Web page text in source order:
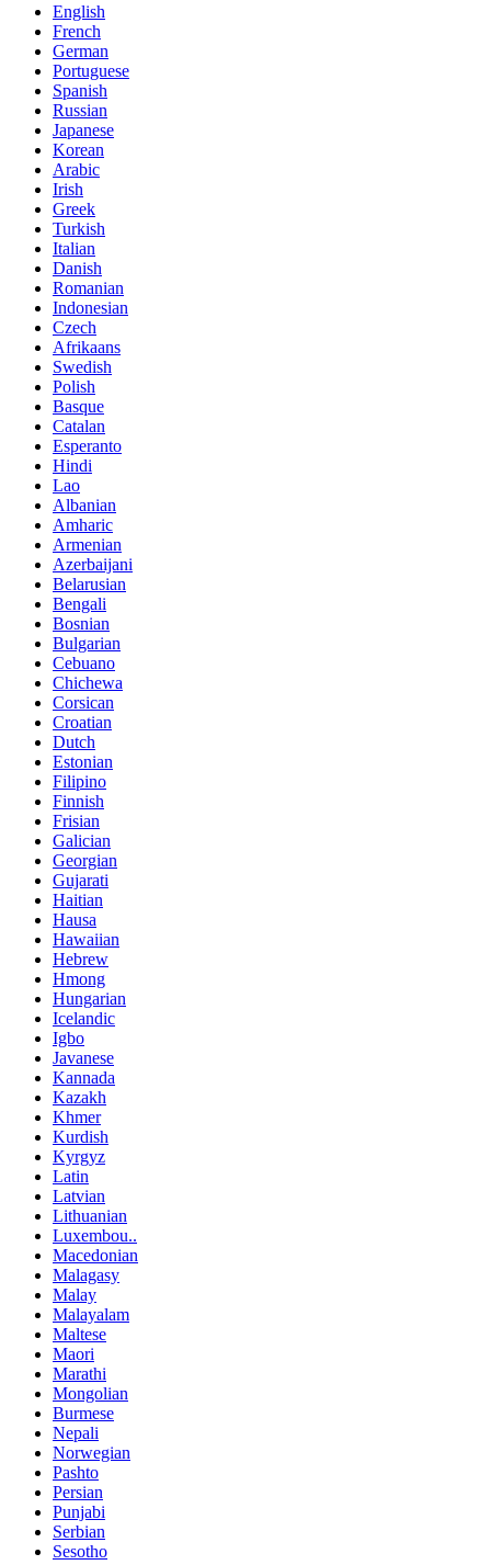
English
French
German
Portuguese
Spanish
Russian
Japanese
Korean
Arabic
Irish
Greek
Turkish
Italian
Danish
Romanian
Indonesian
Czech
Afrikaans
Swedish
Polish
Basque
Catalan
Esperanto
Hindi
Lao
Albanian
Amharic
Armenian
Azerbaijani
Belarusian
Bengali
Bosnian
Bulgarian
Cebuano
Chichewa
Corsican
Croatian
Dutch
Estonian
Filipino
Finnish
Frisian
Galician
Georgian
Gujarati
Haitian
Hausa
Hawaiian
Hebrew
Hmong
Hungarian
Icelandic
Igbo
Javanese
Kannada
Kazakh
Khmer
Kurdish
Kyrgyz
Latin
Latvian
Lithuanian
Luxembou..
Macedonian
Malagasy
Malay
Malayalam
Maltese
Maori
Marathi
Mongolian
Burmese
Nepali
Norwegian
Pashto
Persian
Punjabi
Serbian
Sesotho